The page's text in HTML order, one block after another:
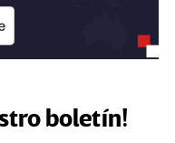
boletín!